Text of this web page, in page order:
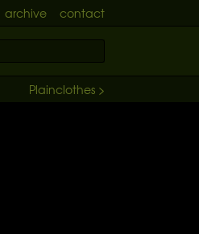
archive contact
Plainclothes >